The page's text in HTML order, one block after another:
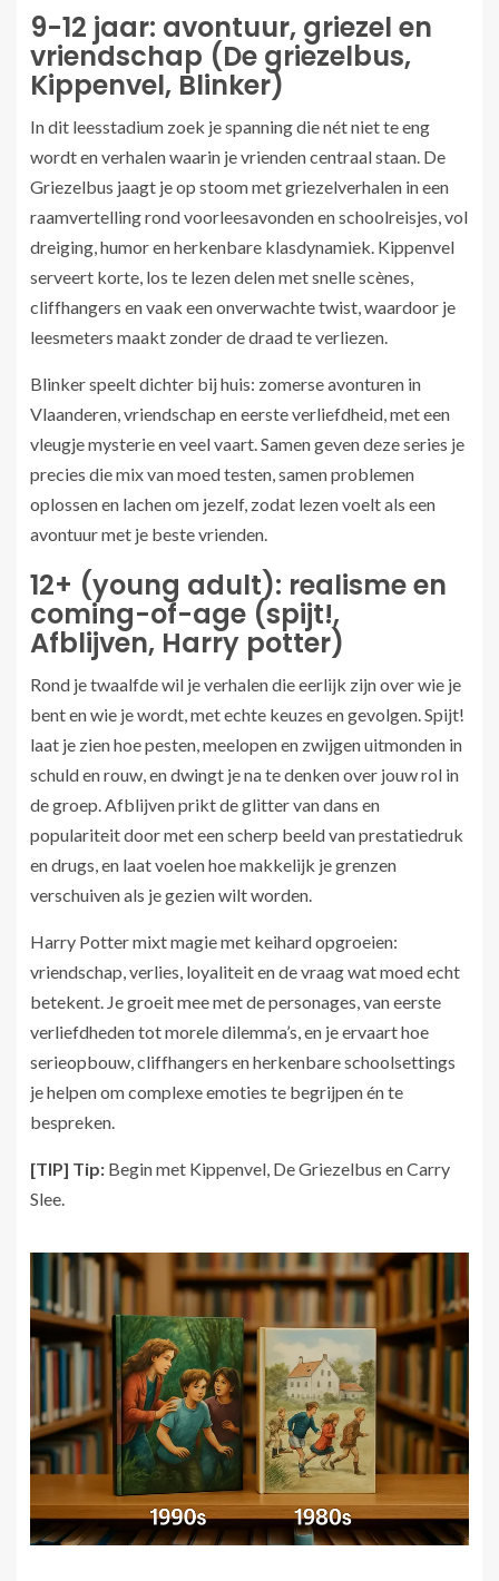
9-12 jaar: avontuur, griezel en
vriendschap (De griezelbus,
Kippenvel, Blinker)
In dit leesstadium zoek je spanning die nét niet te eng
wordt en verhalen waarin je vrienden centraal staan. De
Griezelbus jaagt je op stoom met griezelverhalen in een
raamvertelling rond voorleesavonden en schoolreisjes, vol
dreiging, humor en herkenbare klasdynamiek. Kippenvel
serveert korte, los te lezen delen met snelle scènes,
cliffhangers en vaak een onverwachte twist, waardoor je
leesmeters maakt zonder de draad te verliezen.
Blinker speelt dichter bij huis: zomerse avonturen in
Vlaanderen, vriendschap en eerste verliefdheid, met een
vleugje mysterie en veel vaart. Samen geven deze series je
precies die mix van moed testen, samen problemen
oplossen en lachen om jezelf, zodat lezen voelt als een
avontuur met je beste vrienden.
12+ (young adult): realisme en
coming-of-age (spijt!,
Afblijven, Harry potter)
Rond je twaalfde wil je verhalen die eerlijk zijn over wie je
bent en wie je wordt, met echte keuzes en gevolgen. Spijt!
laat je zien hoe pesten, meelopen en zwijgen uitmonden in
schuld en rouw, en dwingt je na te denken over jouw rol in
de groep. Afblijven prikt de glitter van dans en
populariteit door met een scherp beeld van prestatiedruk
en drugs, en laat voelen hoe makkelijk je grenzen
verschuiven als je gezien wilt worden.
Harry Potter mixt magie met keihard opgroeien:
vriendschap, verlies, loyaliteit en de vraag wat moed echt
betekent. Je groeit mee met de personages, van eerste
verliefdheden tot morele dilemma’s, en je ervaart hoe
serieopbouw, cliffhangers en herkenbare schoolsettings
je helpen om complexe emoties te begrijpen én te
bespreken.
[TIP] Tip: Begin met Kippenvel, De Griezelbus en Carry
Slee.